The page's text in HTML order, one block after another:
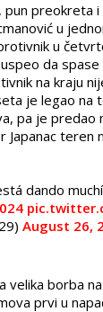
preokreta i
u
u
da
na kraju
je legao na
pa je predao
teren
dando
August 26,
velika borba
prvi u